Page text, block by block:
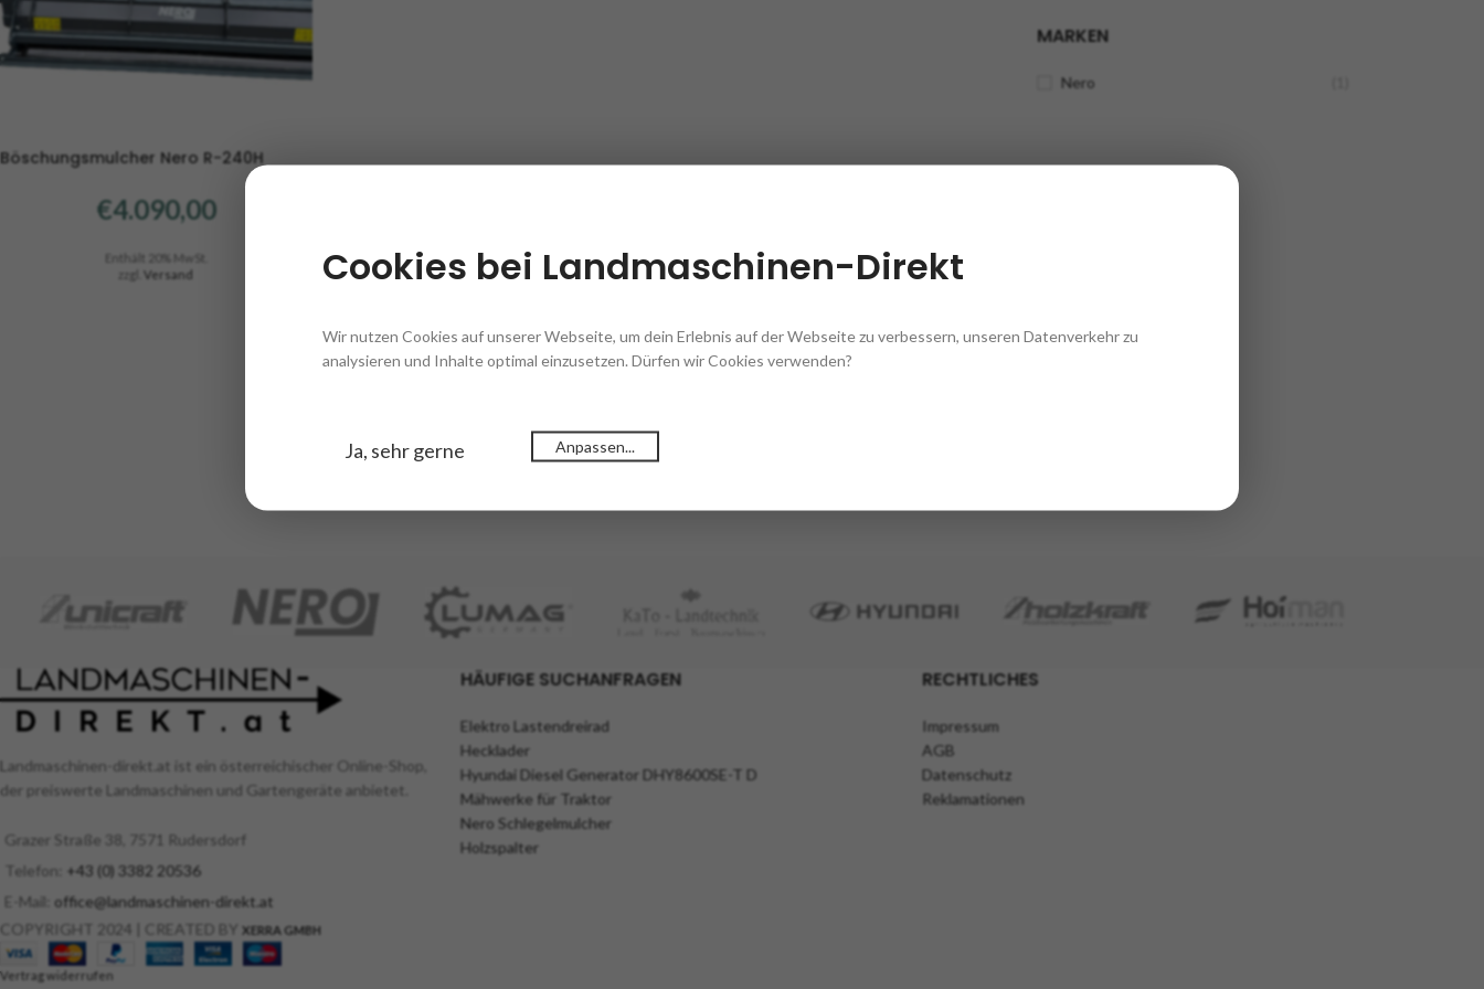
Böschungsmulcher Nero R-240H
€4.090,00
Enthält 20% MwSt.
zzgl. Versand
MARKEN
Nero
Landmaschinen-direkt.at ist ein österreichischer Online-Shop,
der preiswerte Landmaschinen und Gartengeräte anbietet.
Grazer Straße 38, 7571 Rudersdorf
Telefon:
+43 (0) 3382 20536
E-Mail: office@landmaschinen-direkt.at
HÄUFIGE SUCHANFRAGEN
Elektro Lastendreirad
Hecklader
Hyundai Diesel Generator DHY8600SE-T D
Mähwerke für Traktor
Nero Schlegelmulcher
Holzspalter
RECHTLICHES
Impressum
AGB
Datenschutz
Reklamationen
COPYRIGHT 2024 | CREATED BY XERRA GMBH
Vertrag widerrufen
Cookies bei Landmaschinen-Direkt
Wir nutzen Cookies auf unserer Webseite, um dein Erlebnis auf der Webseite zu verbessern, unseren Datenverkehr zu
analysieren und Inhalte optimal einzusetzen. Dürfen wir Cookies verwenden?
Ja, sehr gerne Anpassen...